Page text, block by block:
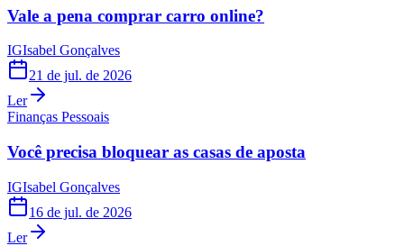
Vale a pena comprar carro online?
IGIsabel Gonçalves
21 de jul. de 2026
Ler
Finanças Pessoais
Você precisa bloquear as casas de aposta
IGIsabel Gonçalves
16 de jul. de 2026
Ler